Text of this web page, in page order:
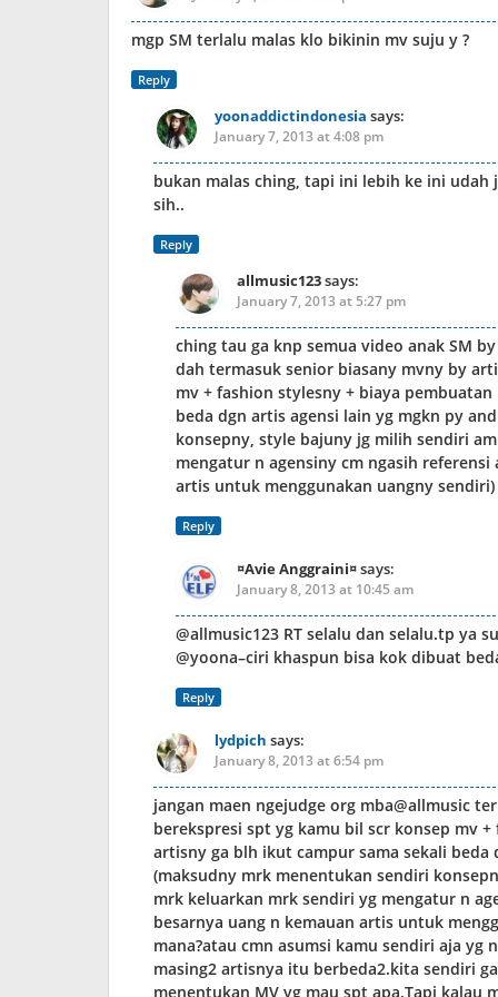
mgp SM terlalu malas klo bikinin mv suju y ?
Reply
yoonaddictindonesia says:
January 7, 2013 at 4:08 pm
bukan malas ching, tapi ini lebih ke ini udah
sih..
Reply
allmusic123says:
January 7, 2013 at 5:27 pm
ching tau ga knp semua video anak SM
dah termasuk senior biasany mvny by
mv + fashion stylesny + biaya
beda dgn artis agensi lain yg mgkn py
konsepny, style bajuny jg milih sendiri
mengatur n agensiny cm ngasih
artis untuk menggunakan uangny sendiri)
Reply
¤Avie Anggraini¤says:
January 8, 2013 at 10:45 am
@allmusic123 RT selalu dan selalu.tp ya
@yoona–ciri khaspun bisa kok dibuat
Reply
lydpich says:
January 8, 2013 at 6:54 pm
jangan maen ngejudge org mba@allmusic
berekspresi spt yg kamu bil scr konsep mv
artisny ga blh ikut campur sama sekali
(maksudny mrk menentukan sendiri
mrk keluarkan mrk sendiri yg mengatur n
besarnya uang n kemauan artis untuk
mana?atau cmn asumsi kamu sendiri aja yg
masing2 artisnya itu berbeda2.kita sendiri
menentukan MV yg mau spt apa.Tapi kalau